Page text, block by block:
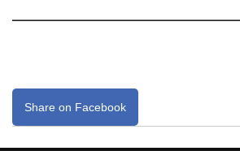
Share on Facebook